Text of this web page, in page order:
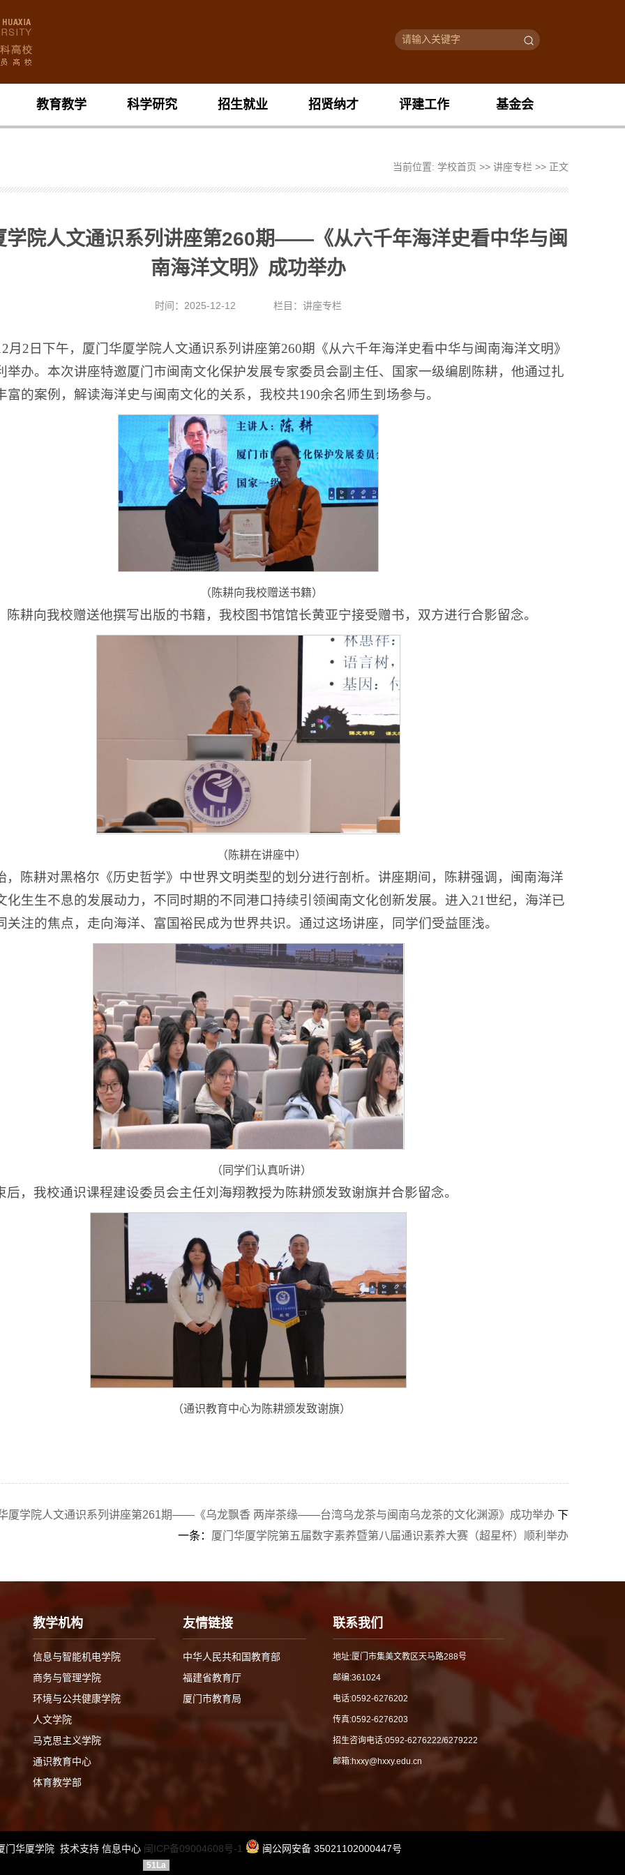
教育教学 科学研究 招生就业 招贤纳才 评建工作 基金会
当前位置: 学校首页 >>讲座专栏 >> 正文
学院人文通识系列讲座第260期——《从六千年海洋史看中华与闽
南海洋文明》成功举办
时间：2025-12-12 栏目：讲座专栏
月2日下午，厦门华厦学院人文通识系列讲座第260期《从六千年海洋史看中华与闽南海洋文明》
举办。本次讲座特邀厦门市闽南文化保护发展专家委员会副主任、国家一级编剧陈耕，他通过扎
富的案例，解读海洋史与闽南文化的关系，我校共190余名师生到场参与。
（陈耕向我校赠送书籍）
陈耕向我校赠送他撰写出版的书籍，我校图书馆馆长黄亚宁接受赠书，双方进行合影留念。
（陈耕在讲座中）
，陈耕对黑格尔《历史哲学》中世界文明类型的划分进行剖析。讲座期间，陈耕强调，闽南海洋
化生生不息的发展动力，不同时期的不同港口持续引领闽南文化创新发展。进入21世纪，海洋已
关注的焦点，走向海洋、富国裕民成为世界共识。通过这场讲座，同学们受益匪浅。
（同学们认真听讲）
后，我校通识课程建设委员会主任刘海翔教授为陈耕颁发致谢旗并合影留念。
（通识教育中心为陈耕颁发致谢旗）
厦学院人文通识系列讲座第261期——《乌龙飘香 两岸茶缘——台湾乌龙茶与闽南乌龙茶的文化渊源》成功举办 下
一条： 厦门华厦学院第五届数字素养暨第八届通识素养大赛（超星杯）顺利举办
教学机构
信息与智能机电学院
商务与管理学院
环境与公共健康学院
人文学院
马克思主义学院
通识教育中心
体育教学部
友情链接
中华人民共和国教育部
福建省教育厅
厦门市教育局
联系我们
地址:厦门市集美文教区天马路288号
邮编:361024
电话:0592-6276202
传真:0592-6276203
招生咨询电话:0592-6276222/6279222
邮箱:hxxy@hxxy.edu.cn
门华厦学院 技术支持 信息中心 闽ICP备09004608号-1 闽公网安备 35021102000447号
51La